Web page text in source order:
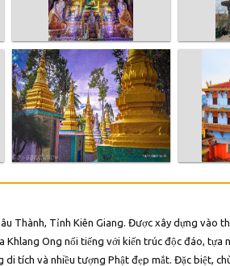
Thành, Tỉnh Kiên Giang. Được xây dựng vào
Ong nổi tiếng với kiến trúc độc đáo,
tích và nhiều tượng Phật đẹp mắt. Đặc biệt,